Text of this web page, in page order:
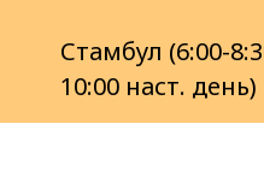
Стамбул (6:00-
10:00 наст.